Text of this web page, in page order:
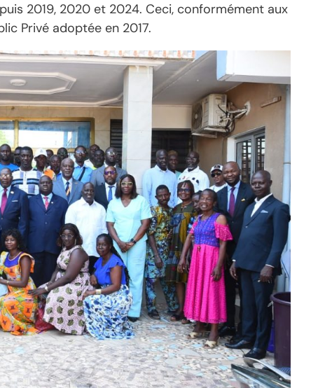
2019, 2020 et 2024. Ceci, conformément aux
Privé adoptée en 2017.